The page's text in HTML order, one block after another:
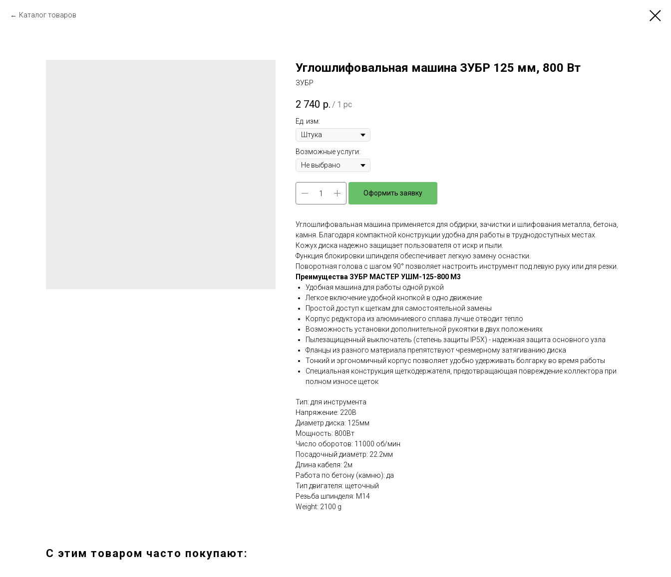
Каталог товаров
Углошлифовальная машина ЗУБР 125 мм, 800 Вт
ЗУБР
2 740 р. / 1 pc
Ед. изм:
Возможные услуги:
Оформить заявку
Углошлифовальная машина применяется для обдирки, зачистки и шлифования металла, бетона,
камня. Благодаря компактной конструкции удобна для работы в труднодоступных местах.
Кожух диска надежно защищает пользователя от искр и пыли.
Функция блокировки шпинделя обеспечивает легкую замену оснастки.
Поворотная голова с шагом 90° позволяет настроить инструмент под левую руку или для резки.
Преимущества ЗУБР МАСТЕР УШМ-125-800 М3
Удобная машина для работы одной рукой
Легкое включение удобной кнопкой в одно движение
Простой доступ к щеткам для самостоятельной замены
Корпус редуктора из алюминиевого сплава лучше отводит тепло
Возможность установки дополнительной рукоятки в двух положениях
Пылезащищенный выключатель (степень защиты IP5X) - надежная защита основного узла
Фланцы из разного материала препятствуют чрезмерному затягиванию диска
Тонкий и эргономичный корпус позволяет удобно удерживать болгарку во время работы
Специальная конструкция щеткодержателя, предотвращающая повреждение коллектора при
полном износе щеток
Тип: для инструмента
Напряжение: 220В
Диаметр диска: 125мм
Мощность: 800Вт
Число оборотов: 11000 об/мин
Посадочный диаметр: 22.2мм
Длина кабеля: 2м
Работа по бетону (камню): да
Тип двигателя: щеточный
Резьба шпинделя: М14
Weight: 2100 g
С этим товаром часто покупают: